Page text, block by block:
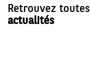
Retrouvez toutes
actualités